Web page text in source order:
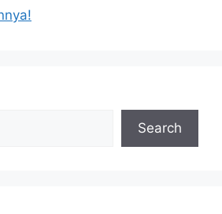
Search